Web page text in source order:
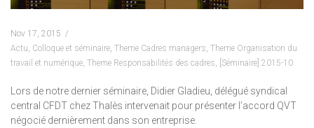
Nov 17, 2015
Actu, Colloque et séminaire, Theme Cadres managers, Theme Organisation du
travail et numérique, Theme Responsabilités des cadres, [Séminaire] 2015-10
Lors de notre dernier séminaire, Didier Gladieu, délégué syndical
central CFDT chez Thalès intervenait pour présenter l’accord QVT
négocié dernièrement dans son entreprise.